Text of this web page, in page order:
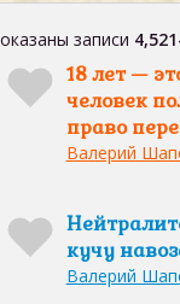
записи
18 лет —
человек
право
Валерий
кучу
Валерий